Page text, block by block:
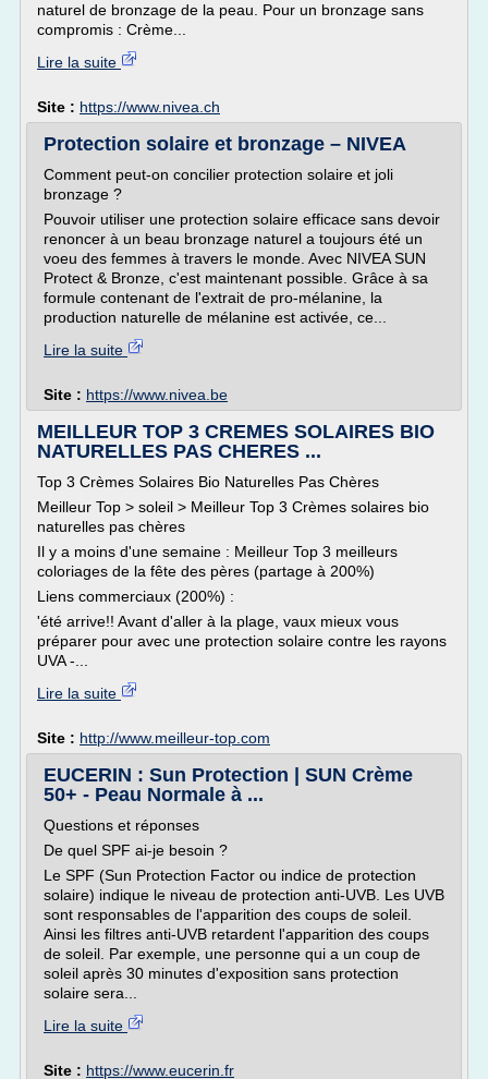
naturel de bronzage de la peau. Pour un bronzage sans
compromis : Crème...
Lire la suite
Site : https://www.nivea.ch
Protection solaire et bronzage – NIVEA
Comment peut-on concilier protection solaire et joli
bronzage ?
Pouvoir utiliser une protection solaire efficace sans devoir
renoncer à un beau bronzage naturel a toujours été un
voeu des femmes à travers le monde. Avec NIVEA SUN
Protect & Bronze, c'est maintenant possible. Grâce à sa
formule contenant de l'extrait de pro-mélanine, la
production naturelle de mélanine est activée, ce...
Lire la suite
Site : https://www.nivea.be
MEILLEUR TOP 3 CREMES SOLAIRES BIO
NATURELLES PAS CHERES ...
Top 3 Crèmes Solaires Bio Naturelles Pas Chères
Meilleur Top > soleil > Meilleur Top 3 Crèmes solaires bio
naturelles pas chères
Il y a moins d'une semaine : Meilleur Top 3 meilleurs
coloriages de la fête des pères (partage à 200%)
Liens commerciaux (200%) :
'été arrive!! Avant d'aller à la plage, vaux mieux vous
préparer pour avec une protection solaire contre les rayons
UVA -...
Lire la suite
Site : http://www.meilleur-top.com
EUCERIN : Sun Protection | SUN Crème
50+ - Peau Normale à ...
Questions et réponses
De quel SPF ai-je besoin ?
Le SPF (Sun Protection Factor ou indice de protection
solaire) indique le niveau de protection anti-UVB. Les UVB
sont responsables de l'apparition des coups de soleil.
Ainsi les filtres anti-UVB retardent l'apparition des coups
de soleil. Par exemple, une personne qui a un coup de
soleil après 30 minutes d'exposition sans protection
solaire sera...
Lire la suite
Site : https://www.eucerin.fr